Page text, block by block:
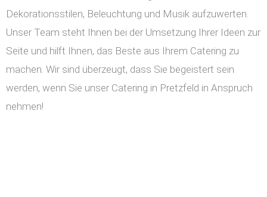
Dekorationsstilen, Beleuchtung und Musik aufzuwerten.
Unser Team steht Ihnen bei der Umsetzung Ihrer Ideen zur
Seite und hilft Ihnen, das Beste aus Ihrem Catering zu
machen. Wir sind überzeugt, dass Sie begeistert sein
werden, wenn Sie unser Catering in Pretzfeld in Anspruch
nehmen!